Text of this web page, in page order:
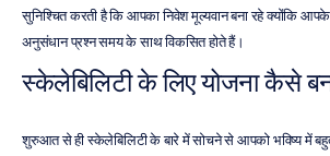
सुनिश्चित करती है कि आपका निवेश मूल्यवान बना रहे क्योंकि
अनुसंधान प्रश्न समय के साथ विकसित होते हैं।
स्केलेबिलिटी के लिए योजना कैसे
शुरुआत से ही स्केलेबिलिटी के बारे में सोचने से आपको भविष्य में बहुत